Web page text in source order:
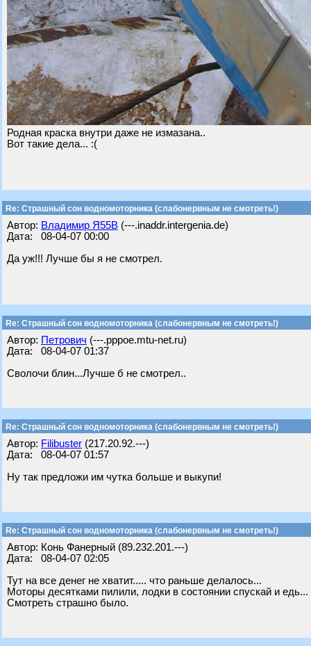
Родная краска внутри даже не измазана..
Вот такие дела... :(
Re: Страшный сон водномоторника (слабонервным не смотреть!)
Автор: Владимир Я55B (---.inaddr.intergenia.de)
Дата: 08-04-07 00:00
Да уж!!! Лучше бы я не смотрел.
Re: Страшный сон водномоторника (слабонервным не смотреть!)
Автор: Петрович (---.pppoe.mtu-net.ru)
Дата: 08-04-07 01:37
Сволочи блин...Лучше б не смотрел..
Re: Страшный сон водномоторника (слабонервным не смотреть!)
Автор: Filibuster (217.20.92.---)
Дата: 08-04-07 01:57
Ну так предложи им чутка больше и выкупи!
Re: Страшный сон водномоторника (слабонервным не смотреть!)
Автор: Конь Фанерный (89.232.201.---)
Дата: 08-04-07 02:05
Тут на все денег не хватит..... что раньше делалось...
Моторы десятками пилили, лодки в состоянии спускай и едь...
Смотреть страшно было.